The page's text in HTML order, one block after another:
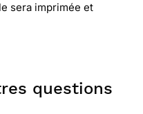
sera imprimée et
questions